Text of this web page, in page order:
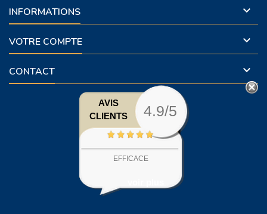
INFORMATIONS 
VOTRE COMPTE 
CONTACT 
AVIS
CLIENTS
4.9/5
EFFICACE